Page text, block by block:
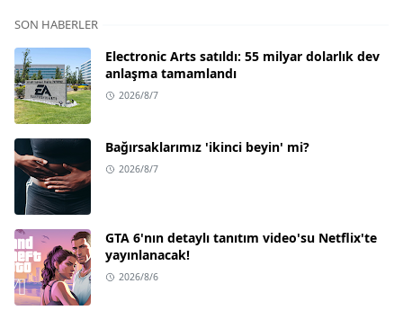
SON HABERLER
Electronic Arts satıldı: 55 milyar dolarlık dev
anlaşma tamamlandı
2026/8/7
Bağırsaklarımız 'ikinci beyin' mi?
2026/8/7
GTA 6'nın detaylı tanıtım video'su Netflix'te
yayınlanacak!
2026/8/6